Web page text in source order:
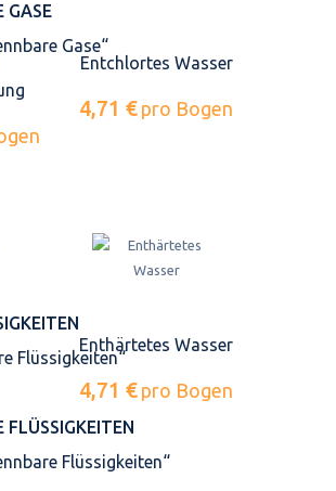
GASE
Gase“
Flüssigkeiten“
FLÜSSIGKEITEN
Flüssigkeiten“
Entchlortes Wasser
4,71 € pro Bogen
Enthärtetes Wasser
4,71 € pro Bogen